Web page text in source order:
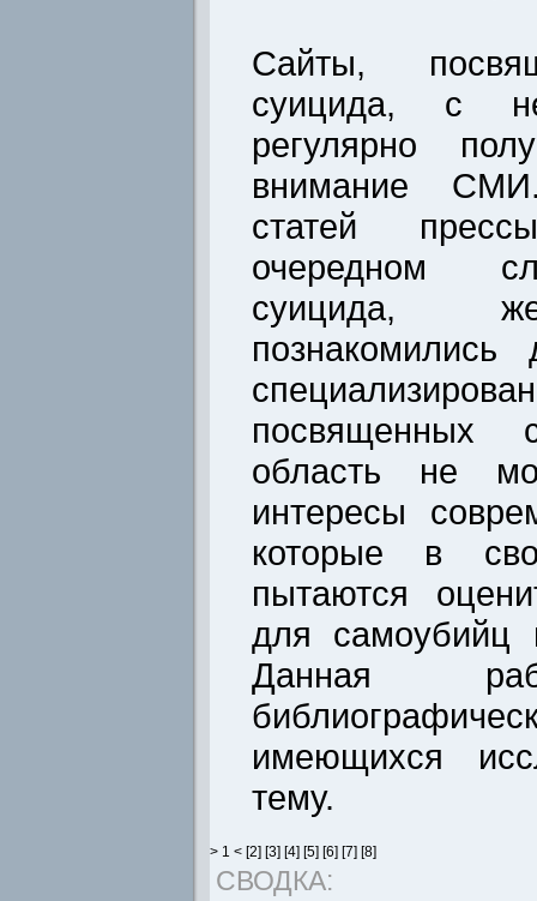
Сайты,
суицида, с
регулярно
внимание
статей
очередном
суицида,
посвященных
область не
интересы
которые в
пытаются
для самоубийц
Данная
имеющихся
тему.
> 1 < [2] [3] [4] [5] [6] [7] [8]
СВОДКА: